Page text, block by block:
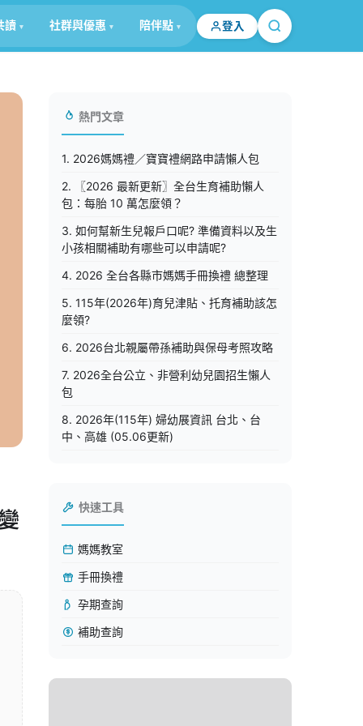
讀 社群與優惠 陪伴點 登入
熱門文章
1. 2026媽媽禮／寶寶禮網路申請懶人包
2. 〖2026 最新更新〗全台生育補助懶人
包：每胎 10 萬怎麼領？
3. 如何幫新生兒報戶口呢? 準備資料以及生
小孩相關補助有哪些可以申請呢?
4. 2026 全台各縣市媽媽手冊換禮 總整理
5. 115年(2026年)育兒津貼、托育補助該怎
麼領?
6. 2026台北親屬帶孫補助與保母考照攻略
7. 2026全台公立、非營利幼兒園招生懶人
包
8. 2026年(115年) 婦幼展資訊 台北、台
中、高雄 (05.06更新)
快速工具
媽媽教室
手冊換禮
孕期查詢
補助查詢